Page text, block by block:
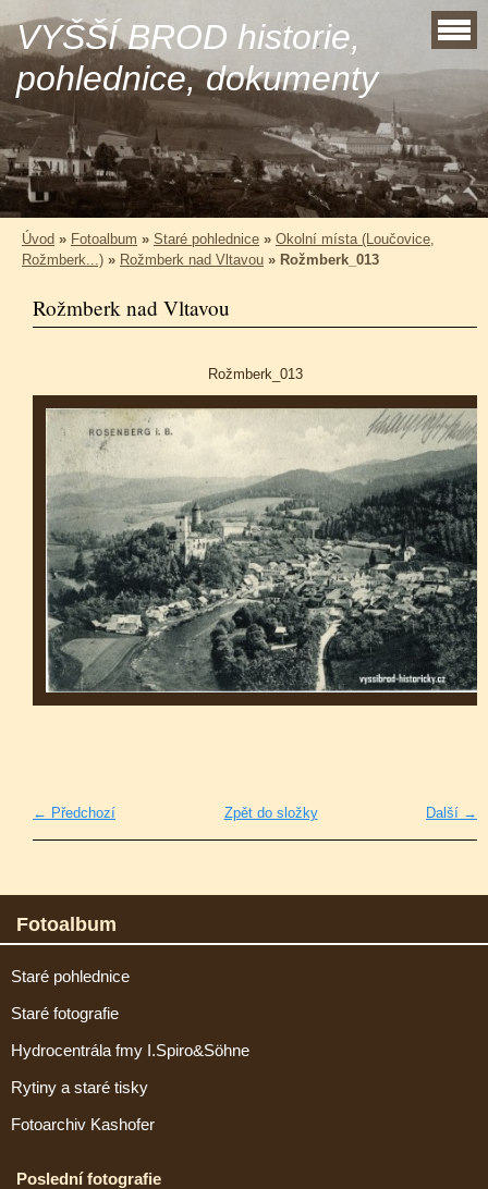
VYŠŠÍ BROD historie,
pohlednice, dokumenty
Úvod » Fotoalbum » Staré pohlednice » Okolní místa (Loučovice,
Rožmberk...) » Rožmberk nad Vltavou » Rožmberk_013
Rožmberk nad Vltavou
Rožmberk_013
← Předchozí Další →
Zpět do složky
Fotoalbum
Staré pohlednice
Staré fotografie
Hydrocentrála fmy I.Spiro&Söhne
Rytiny a staré tisky
Fotoarchiv Kashofer
Poslední fotografie